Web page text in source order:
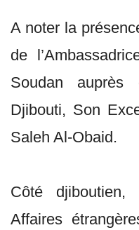
A noter la
de
Soudan
Djibouti, Son
Saleh Al-Obaid.
Côté
Affaires